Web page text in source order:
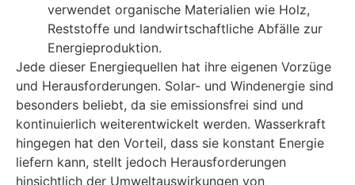
verwendet organische Materialien wie Holz,
Reststoffe und landwirtschaftliche Abfälle zur
Energieproduktion.
Jede dieser Energiequellen hat ihre eigenen Vorzüge
und Herausforderungen. Solar- und Windenergie sind
besonders beliebt, da sie emissionsfrei sind und
kontinuierlich weiterentwickelt werden. Wasserkraft
hingegen hat den Vorteil, dass sie konstant Energie
liefern kann, stellt jedoch Herausforderungen
hinsichtlich der Umweltauswirkungen von